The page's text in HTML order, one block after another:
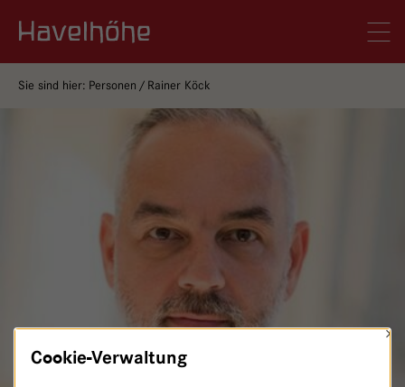
Sie sind hier: Personen Rainer Köck
Cookie-Verwaltung
×